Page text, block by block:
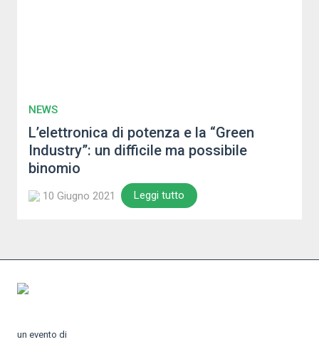
NEWS
L’elettronica di potenza e la “Green
Industry”: un difficile ma possibile
binomio
10 Giugno 2021 Leggi tutto
un evento di